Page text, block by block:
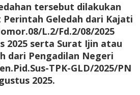
tersebut dilakukan
Geledah dari Kajati
L.2/Fd.2/08/2025
2025 serta Surat Ijin atau
dari Pengadilan Negeri
TPK-GLD/2025/PN
2025.